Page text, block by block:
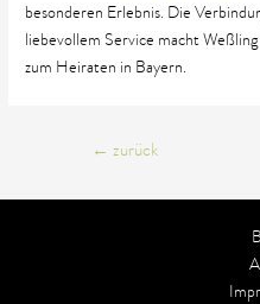
besonderen Erlebnis. Die
liebevollem Service macht
zum Heiraten in Bayern.
Beitrags-
← zurück